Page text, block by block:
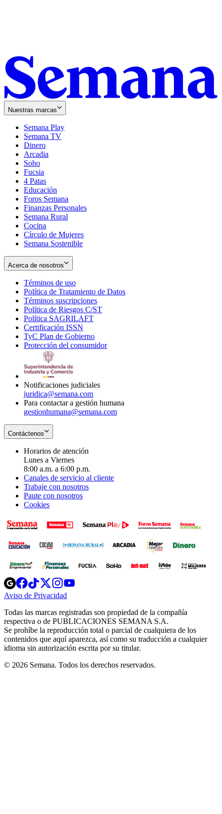
Nuestras marcas
Semana Play
Semana TV
Dinero
Arcadia
Soho
in
new
window
Fucsia
in
new
window
4 Patas
Educación
Foros Semana
Finanzas Personales
Semana Rural
Cocina
Círculo de Mujeres
Semana Sostenible
Acerca de nosotros
Términos de uso
in
new
window
Política de Tratamiento de Datos
Términos suscripciones
in
Política de Riesgos C/ST
Política SAGRILAFT
new
window
Certificación ISSN
in
new
TyC Plan de Gobierno
in
Protección del consumidorOpens
Notificaciones judiciales
juridica@semana.com
Para contactar a gestión humana
gestionhumana@semana.com
Contáctenos
Horarios de atención
Lunes a Viernes
8:00 a.m. a 6:00 p.m.
Canales de servicio al cliente
Trabaje con nosotros
Paute con nosotros
Cookies
Opens
in
new
Opens
in
new
Opens
in
new
window
Opens
new
windowwindow
Aviso de Privacidad
new
window
Todas las marcas registradas son propiedad de la compañía
respectiva o de PUBLICACIONES SEMANA S.A.
Se prohíbe la reproducción total o parcial de cualquiera de los
contenidos que aquí aparezca, así como su traducción a cualquier
idioma sin autorización escrita por su titular.
© 2026 Semana. Todos los derechos reservados.